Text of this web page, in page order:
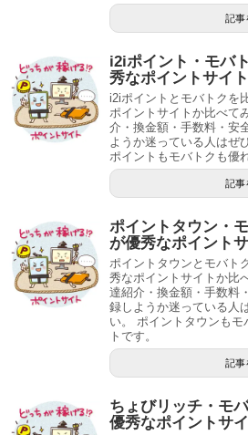
記事
i2iポイント・モバ
秀なポイントサイ
i2iポイントとモバトクを
ポイントサイトか比べて
介・換金額・手数料・安
ようか迷っている人はぜ
ポイントもモバトクも優
記事
ポイントタウン・
が優秀なポイント
ポイントタウンとモバト
秀なポイントサイトか比
達紹介・換金額・手数料
録しようか迷っている人
い。 ポイントタウンもモ
トです。
記事
ちょびリッチ・モ
優秀なポイントサ